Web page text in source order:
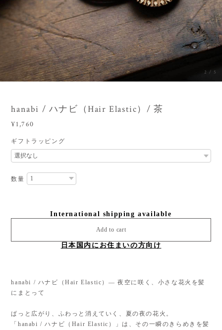
3 /5
hanabi / ハナビ（Hair Elastic）/ 茶
¥1,760
ギフトラッピング
数量
International shipping available
Add to cart
日本国内にお住まいの方向け
hanabi / ハナビ（Hair Elastic）— 夜空に咲く、小さな花火を髪
にまとって
ぱっと広がり、ふわっと消えていく、夏の夜の花火。
「hanabi / ハナビ（Hair Elastic）」は、その一瞬のきらめきを髪